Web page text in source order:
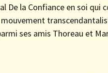
De la Confiance en soi qui
ses amis Thoreau et